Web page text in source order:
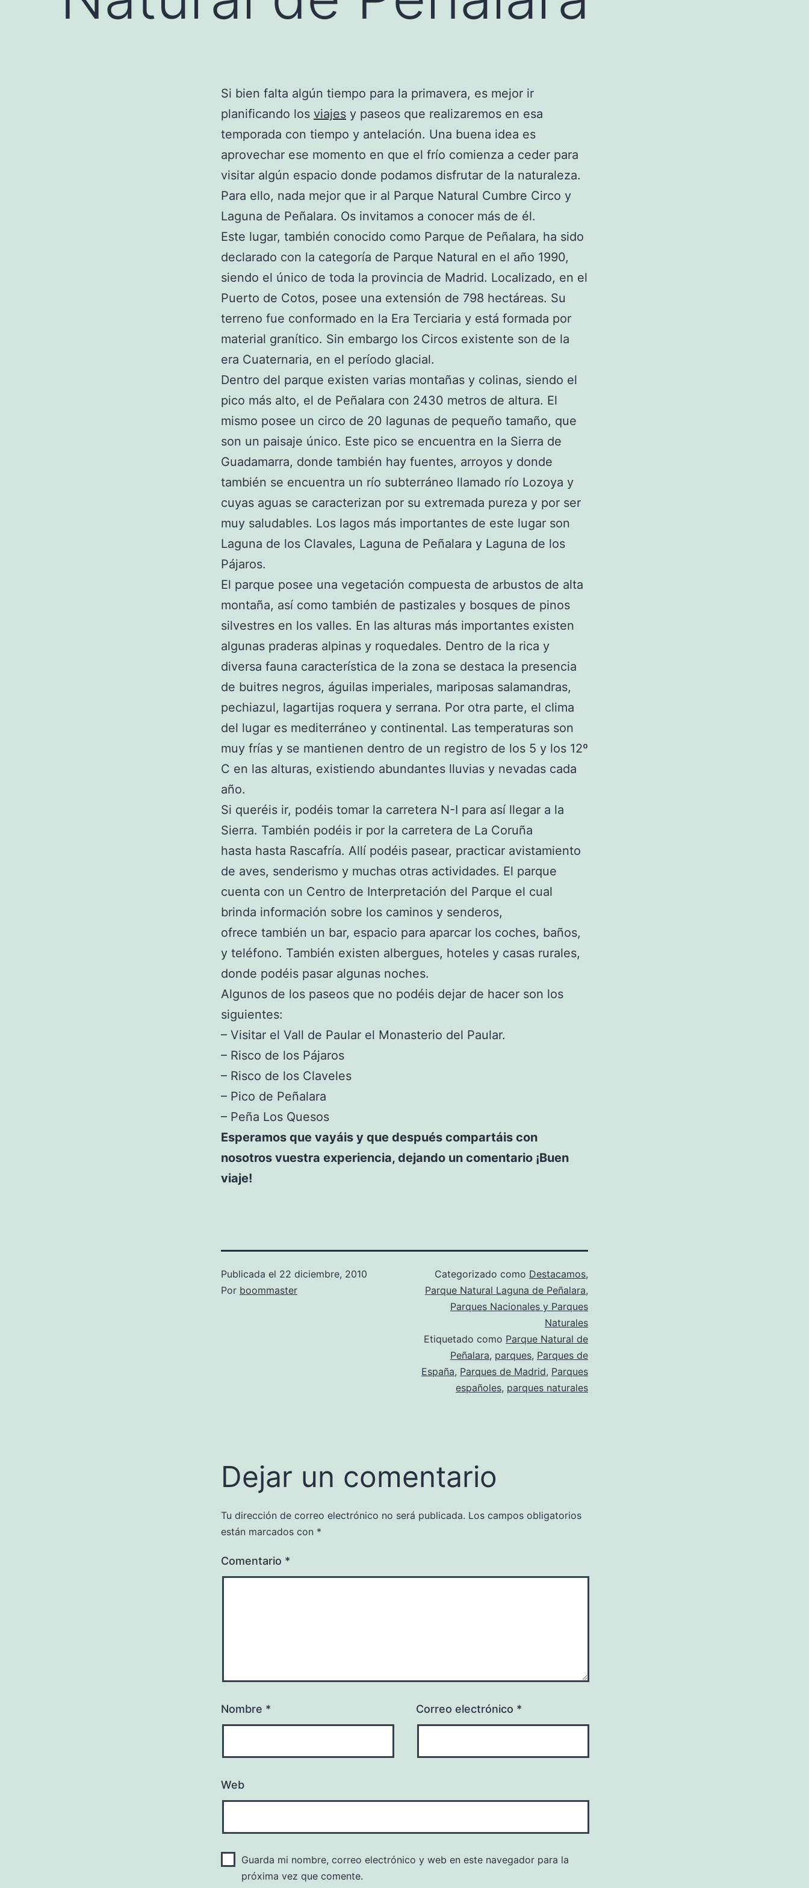
Si bien falta algún tiempo para la primavera, es mejor ir
planificando los viajes y paseos que realizaremos en esa
temporada con tiempo y antelación. Una buena idea es
aprovechar ese momento en que el frío comienza a ceder para
visitar algún espacio donde podamos disfrutar de la naturaleza.
Para ello, nada mejor que ir al Parque Natural Cumbre Circo y
Laguna de Peñalara. Os invitamos a conocer más de él.
Este lugar, también conocido como Parque de Peñalara, ha sido
declarado con la categoría de Parque Natural en el año 1990,
siendo el único de toda la provincia de Madrid. Localizado, en el
Puerto de Cotos, posee una extensión de 798 hectáreas. Su
terreno fue conformado en la Era Terciaria y está formada por
material granítico. Sin embargo los Circos existente son de la
era Cuaternaria, en el período glacial.
Dentro del parque existen varias montañas y colinas, siendo el
pico más alto, el de Peñalara con 2430 metros de altura. El
mismo posee un circo de 20 lagunas de pequeño tamaño, que
son un paisaje único. Este pico se encuentra en la Sierra de
Guadamarra, donde también hay fuentes, arroyos y donde
también se encuentra un río subterráneo llamado río Lozoya y
cuyas aguas se caracterizan por su extremada pureza y por ser
muy saludables. Los lagos más importantes de este lugar son
Laguna de los Clavales, Laguna de Peñalara y Laguna de los
Pájaros.
El parque posee una vegetación compuesta de arbustos de alta
montaña, así como también de pastizales y bosques de pinos
silvestres en los valles. En las alturas más importantes existen
algunas praderas alpinas y roquedales. Dentro de la rica y
diversa fauna característica de la zona se destaca la presencia
de buitres negros, águilas imperiales, mariposas salamandras,
pechiazul, lagartijas roquera y serrana. Por otra parte, el clima
del lugar es mediterráneo y continental. Las temperaturas son
muy frías y se mantienen dentro de un registro de los 5 y los 12º
C en las alturas, existiendo abundantes lluvias y nevadas cada
año.
Si queréis ir, podéis tomar la carretera N-I para así llegar a la
Sierra. También podéis ir por la carretera de La Coruña
hasta hasta Rascafría. Allí podéis pasear, practicar avistamiento
de aves, senderismo y muchas otras actividades. El parque
cuenta con un Centro de Interpretación del Parque el cual
brinda información sobre los caminos y senderos,
ofrece también un bar, espacio para aparcar los coches, baños,
y teléfono. También existen albergues, hoteles y casas rurales,
donde podéis pasar algunas noches.
Algunos de los paseos que no podéis dejar de hacer son los
siguientes:
– Visitar el Vall de Paular el Monasterio del Paular.
– Risco de los Pájaros
– Risco de los Claveles
– Pico de Peñalara
– Peña Los Quesos
Esperamos que vayáis y que después compartáis con
nosotros vuestra experiencia, dejando un comentario ¡Buen
viaje!
Publicada el 22 diciembre, 2010
Por boommaster
Categorizado como Destacamos,
Parque Natural Laguna de Peñalara,
Parques Nacionales y Parques
Naturales
Etiquetado como Parque Natural de
Peñalara, parques, Parques de
España, Parques de Madrid, Parques
españoles, parques naturales
Dejar un comentario
Tu dirección de correo electrónico no será publicada. Los campos obligatorios
están marcados con *
Comentario *
Nombre * Correo electrónico *
Web
Guarda mi nombre, correo electrónico y web en este navegador para la
próxima vez que comente.